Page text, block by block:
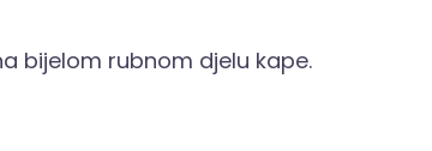
bijelom rubnom djelu kape.